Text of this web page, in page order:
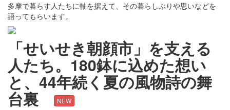
多摩で暮らす人たちに軸を据えて、その暮らしぶりや思いなどを
語ってもらいます。
「せいせき朝顔市」を支える
人たち。180鉢に込めた想い
と、44年続く夏の風物詩の舞
台裏 NEW